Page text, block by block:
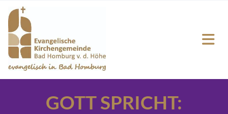
GOTT SPRICHT: